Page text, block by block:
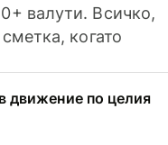
валути. Всичко,
когато
движение по целия